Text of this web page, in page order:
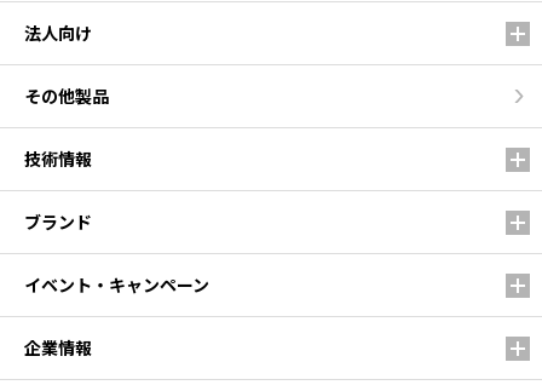
法人向け
その他製品
技術情報
ブランド
イベント・キャンペーン
企業情報